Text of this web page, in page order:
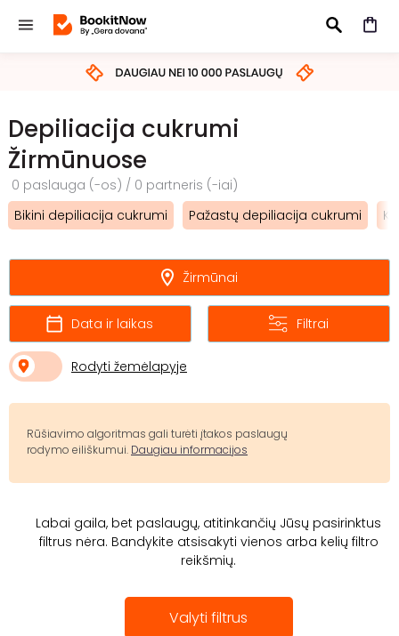
IEŠKOTI
Depiliacija cukrumi
Žirmūnuose
0 paslauga (-os) / 0 partneris (-iai)
Bikini depiliacija cukrumi
Pažastų depiliacija cukrumi
Žirmūnai
Data ir laikas Filtrai
Rodyti žemėlapyje
Rūšiavimo algoritmas gali turėti įtakos paslaugų
rodymo eiliškumui. Daugiau informacijos
Labai gaila, bet paslaugų, atitinkančių Jūsų pasirinktus
filtrus nėra. Bandykite atsisakyti vienos arba kelių filtro
reikšmių.
Valyti filtrus